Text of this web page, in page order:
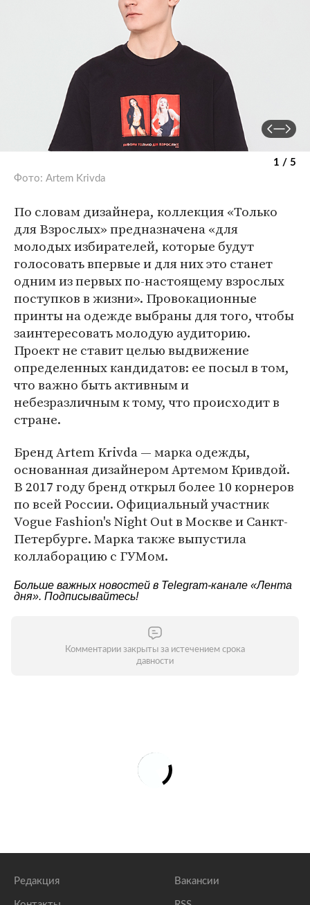
1 / 5
Фото: Artem Krivda
По словам дизайнера, коллекция «Только
для Взрослых» предназначена «для
молодых избирателей, которые будут
голосовать впервые и для них это станет
одним из первых по-настоящему взрослых
поступков в жизни». Провокационные
принты на одежде выбраны для того, чтобы
заинтересовать молодую аудиторию.
Проект не ставит целью выдвижение
определенных кандидатов: ее посыл в том,
что важно быть активным и
небезразличным к тому, что происходит в
стране.
Бренд Artem Krivda — марка одежды,
основанная дизайнером Артемом Кривдой.
В 2017 году бренд открыл более 10 корнеров
по всей России. Официальный участник
Vogue Fashion's Night Out в Москве и Санкт-
Петербурге. Марка также выпустила
коллаборацию с ГУМом.
Больше важных новостей в Telegram-канале «Лента
дня». Подписывайтесь!
Комментарии закрыты за истечением срока
давности
Редакция Вакансии